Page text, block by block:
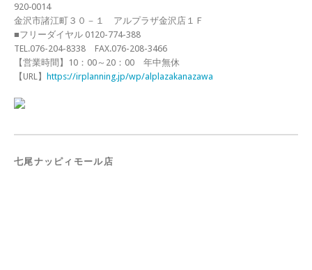
920‐0014
金沢市諸江町３０－１ アルプラザ金沢店１Ｆ
■フリーダイヤル 0120-774-388
TEL.076-204-8338 FAX.076-208-3466
【営業時間】10：00～20：00 年中無休
【URL】
https://irplanning.jp/wp/alplazakanazawa
七尾ナッピィモール店